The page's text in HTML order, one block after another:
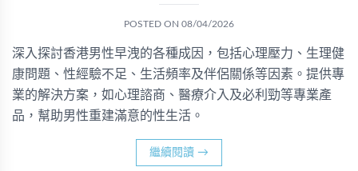
POSTED ON 08/04/2026
深入探討香港男性早洩的各種成因，包括心理壓力、生理健
康問題、性經驗不足、生活頻率及伴侶關係等因素。提供專
業的解決方案，如心理諮商、醫療介入及必利勁等專業產
品，幫助男性重建滿意的性生活。
繼續閱讀 →